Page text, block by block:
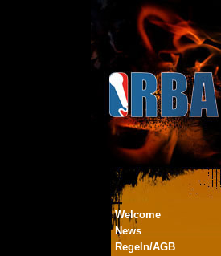
Welcome
News
Regeln/AGB